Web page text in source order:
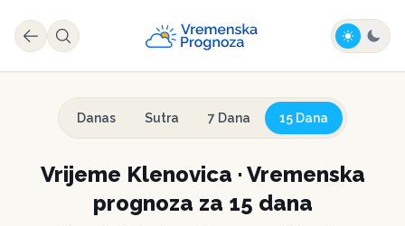
Danas Sutra 7 Dana 15 Dana
Vrijeme Klenovica · Vremenska
prognoza za 15 dana